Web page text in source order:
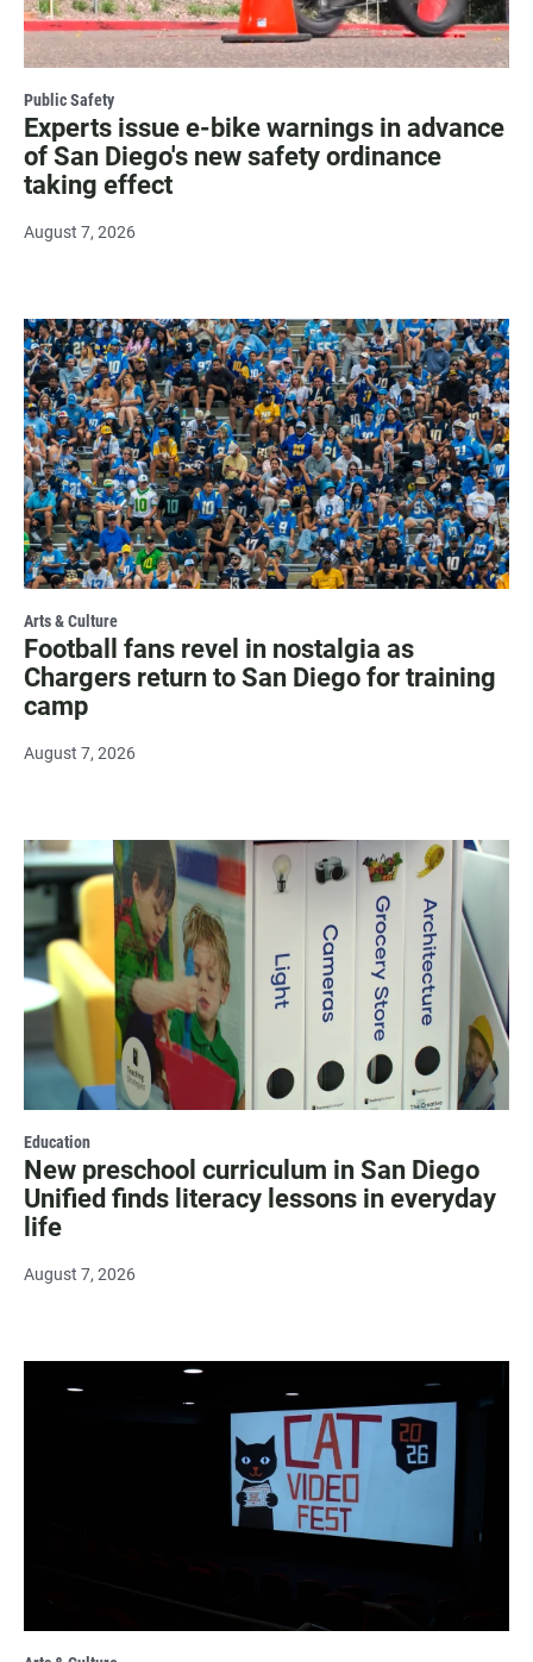
Public Safety
Experts issue e-bike warnings in advance
of San Diego's new safety ordinance
taking effect
August 7, 2026
Arts & Culture
Football fans revel in nostalgia as
Chargers return to San Diego for training
camp
August 7, 2026
Education
New preschool curriculum in San Diego
Unified finds literacy lessons in everyday
life
August 7, 2026